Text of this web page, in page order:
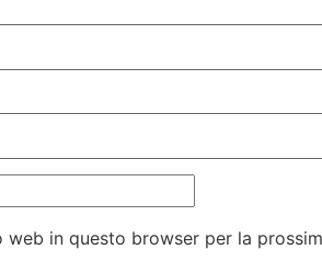
web in questo browser per la